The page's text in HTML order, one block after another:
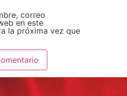
correo
en este
la próxima vez que